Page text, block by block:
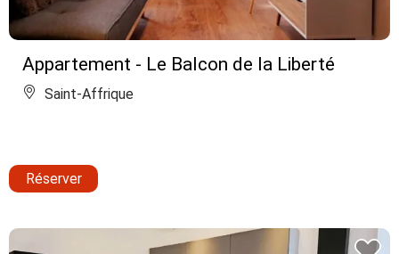
Appartement - Le Balcon de la Liberté
Saint-Affrique
Réserver